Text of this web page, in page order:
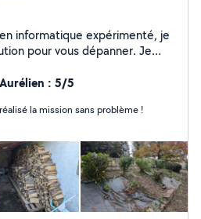
informatique expérimenté, je
pour vous dépanner. Je
: 5/5
la mission sans problème !